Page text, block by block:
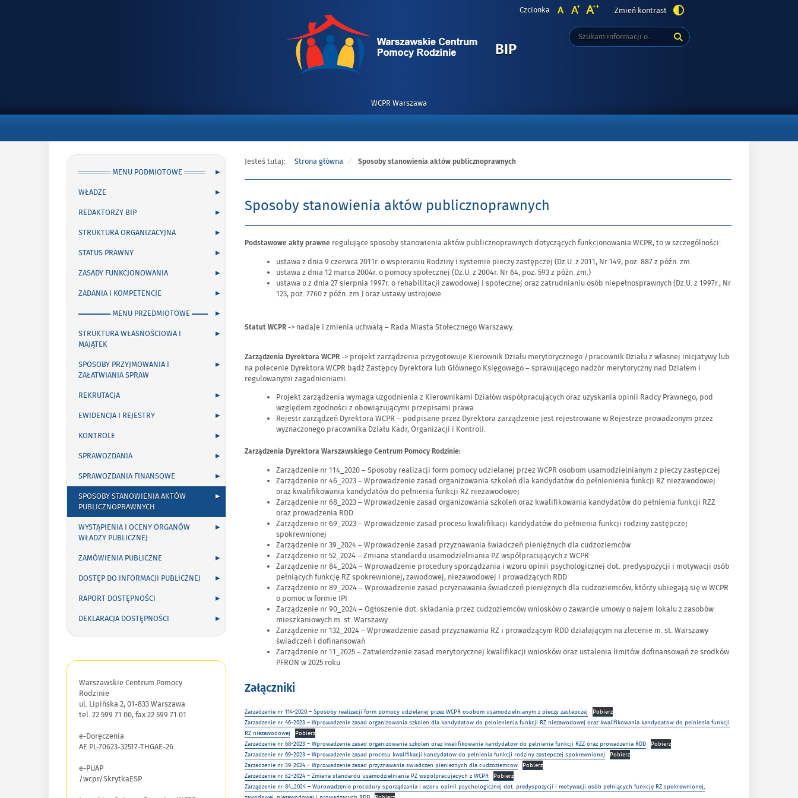
BIP-
WCPR Warszawa
Czcionka Zmień kontrast
Wyszukiwarka
Tutaj
wpisz
a
══════ MENU PODMIOTOWE ════
WŁADZE
REDAKTORZY BIP
STRUKTURA ORGANIZACYJNA
STATUS PRAWNY
ZASADY FUNKCJONOWANIA
ZADANIA I KOMPETENCJE
══════ MENU PRZEDMIOTOWE ═══
STRUKTURA WŁASNOŚCIOWA I
MAJĄTEK
SPOSOBY PRZYJMOWANIA I
ZAŁATWIANIA SPRAW
REKRUTACJA
EWIDENCJA I REJESTRY
KONTROLE
SPRAWOZDANIA
SPRAWOZDANIA FINANSOWE
SPOSOBY STANOWIENIA AKTÓW
PUBLICZNOPRAWNYCH
WYSTĄPIENIA I OCENY ORGANÓW
WŁADZY PUBLICZNEJ
ZAMÓWIENIA PUBLICZNE
DOSTĘP DO INFORMACJI PUBLICZNEJ
RAPORT DOSTĘPNOŚCI
DEKLARACJA DOSTĘPNOŚCI
Warszawskie Centrum Pomocy
Rodzinie
ul. Lipińska 2, 01-833 Warszawa
tel. 22 599 71 00, fax 22 599 71 01
e-Doręczenia
AE:PL-70623-32517-THGAE-26
e-PUAP
/wcpr/SkrytkaESP
Jesteś tutaj: Strona główna Sposoby stanowienia aktów publicznoprawnych
Sposoby stanowienia aktów publicznoprawnych
Podstawowe akty prawne regulujące sposoby stanowienia aktów publicznoprawnych dotyczących funkcjonowania WCPR, to w szczególności:
ustawa z dnia 9 czerwca 2011r. o wspieraniu Rodziny i systemie pieczy zastępczej (Dz.U. z 2011, Nr 149, poz. 887 z późn. zm.
ustawa z dnia 12 marca 2004r. o pomocy społecznej (Dz.U. z 2004r. Nr 64, poz. 593 z późn. zm.)
ustawa o z dnia 27 sierpnia 1997r. o rehabilitacji zawodowej i społecznej oraz zatrudnianiu osób niepełnosprawnych (Dz.U. z 1997r., Nr
123, poz. 7760 z późn. zm.) oraz ustawy ustrojowe.
Statut WCPR -> nadaje i zmienia uchwałą – Rada Miasta Stołecznego Warszawy.
Zarządzenia Dyrektora WCPR -> projekt zarządzenia przygotowuje Kierownik Działu merytorycznego /pracownik Działu z własnej inicjatywy lub
na polecenie Dyrektora WCPR bądź Zastępcy Dyrektora lub Głównego Księgowego – sprawującego nadzór merytoryczny nad Działem i
regulowanymi zagadnieniami.
Projekt zarządzenia wymaga uzgodnienia z Kierownikami Działów współpracujących oraz uzyskania opinii Radcy Prawnego, pod
względem zgodności z obowiązującymi przepisami prawa.
Rejestr zarządzeń Dyrektora WCPR – podpisane przez Dyrektora zarządzenie jest rejestrowane w Rejestrze prowadzonym przez
wyznaczonego pracownika Działu Kadr, Organizacji i Kontroli.
Zarządzenia Dyrektora Warszawskiego Centrum Pomocy Rodzinie:
Zarządzenie nr 114_2020 – Sposoby realizacji form pomocy udzielanej przez WCPR osobom usamodzielnianym z pieczy zastępczej
Zarządzenie nr 46_2023 – Wprowadzenie zasad organizowania szkoleń dla kandydatów do pełnienienia funkcji RZ niezawodowej
oraz kwalifikowania kandydatów do pełnienia funkcji RZ niezawodowej
Zarządzenie nr 68_2023 – Wprowadzenie zasad organizowania szkoleń oraz kwalifikowania kandydatów do pełnienia funkcji RZZ
oraz prowadzenia RDD
Zarządzenie nr 69_2023 – Wprowadzenie zasad procesu kwalifikacji kandydatów do pełnienia funkcji rodziny zastępczej
spokrewnionej
Zarządzenie nr 39_2024 – Wprowadzenie zasad przyznawania świadczeń pieniężnych dla cudzoziemców
Zarządzenie nr 52_2024 – Zmiana standardu usamodzielniania PZ współpracujących z WCPR
Zarządzenie nr 84_2024 – Wprowadzenie procedury sporządzania i wzoru opinii psychologicznej dot. predyspozycji i motywacji osób
pełniących funkcję RZ spokrewnionej, zawodowej, niezawodowej i prowadzących RDD
Zarządzenie nr 89_2024 – Wprowadzenie zasad przyznawania świadczeń pieniężnych dla cudzoziemców, którzy ubiegają się w WCPR
o pomoc w formie IPI
Zarządzenie nr 90_2024 – Ogłoszenie dot. składania przez cudzoziemców wniosków o zawarcie umowy o najem lokalu z zasobów
mieszkaniowych m. st. Warszawy
Zarządzenie nr 132_2024 – Wprowadzenie zasad przyznawania RZ i prowadzącym RDD działającym na zlecenie m. st. Warszawy
świadczeń i dofinansowań
Zarządzenie nr 11_2025 – Zatwierdzenie zasad merytorycznej kwalifikacji wniosków oraz ustalenia limitów dofinansowań ze srodków
PFRON w 2025 roku
Załączniki
Zarzadzenie nr 114-2020 – Sposoby realizacji form pomocy udzielanej przez WCPR osobom usamodzielnianym z pieczy zastepczej
Pobierz
Zarzadzenie nr 46-2023 – Wprowadzenie zasad organizowania szkolen dla kandydatow do pelnienienia funkcji RZ niezawodowej oraz kwalifikowania kandydatow do pelnienia funkcji
RZ niezawodowej
Pobierz
Zarzadzenie nr 68-2023 – Wprowadzenie zasad organizowania szkolen oraz kwalifikowania kandydatow do pelnienia funkcji RZZ oraz prowadzenia RDD Pobierz
Zarzadzenie nr 69-2023 – Wprowadzenie zasad procesu kwalifikacji kandydatow do pelnienia funkcji rodziny zastepczej spokrewnionej
Pobierz
Zarzadzenie nr 39-2024 – Wprowadzenie zasad przyznawania swiadczen pienieznych dla cudzoziemcow Pobierz
Zarzadzenie nr 52-2024 – Zmiana standardu usamodzielniania PZ wspolpracujacych z WCPR Pobierz
Zarządzenie nr 84_2024 – Wprowadzenie procedury sporządzania i wzoru opinii psychologicznej dot. predyspozycji i motywacji osób pełniących funkcję RZ spokrewnionej,